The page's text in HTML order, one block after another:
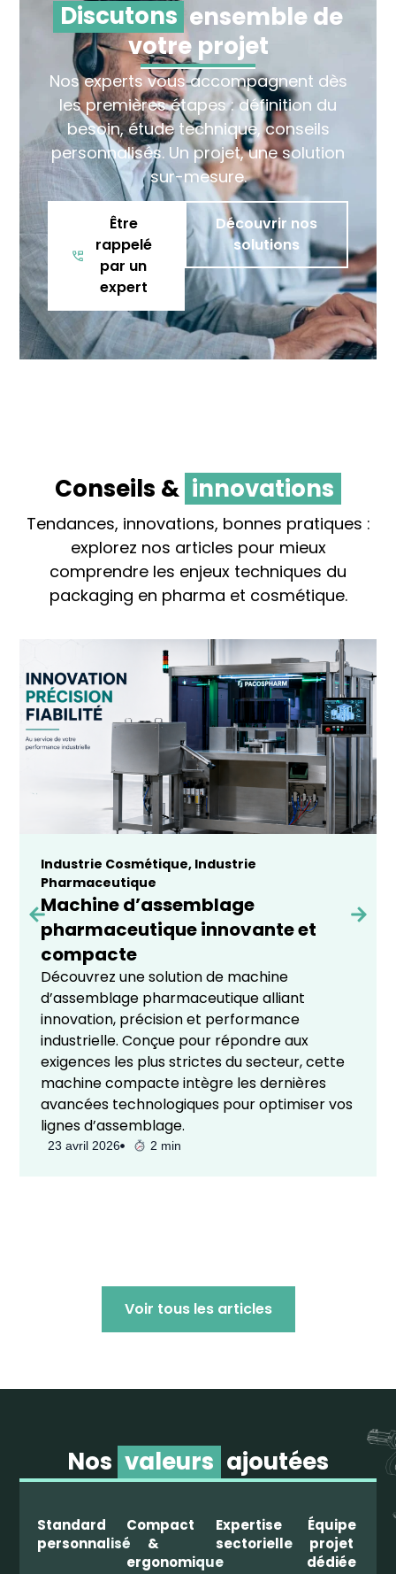
Discutons ensemble de
votre projet
Nos experts vous accompagnent dès
les premières étapes : définition du
besoin, étude technique, conseils
personnalisés. Un projet, une solution
sur-mesure.
Être
rappelé
par un
expert
Découvrir nos
solutions
Conseils & innovations
Tendances, innovations, bonnes pratiques :
explorez nos articles pour mieux
comprendre les enjeux techniques du
packaging en pharma et cosmétique.
Industrie Cosmétique, Industrie
Pharmaceutique
Machine d’assemblage
pharmaceutique innovante et
compacte
Découvrez une solution de machine
d’assemblage pharmaceutique alliant
innovation, précision et performance
industrielle. Conçue pour répondre aux
exigences les plus strictes du secteur, cette
machine compacte intègre les dernières
avancées technologiques pour optimiser vos
lignes d’assemblage.
23 avril 2026 2 min
Voir tous les articles
Nos valeurs ajoutées
Standard
personnalisé
Compact
&
ergonomique
Expertise
sectorielle
Équipe
projet
dédiée